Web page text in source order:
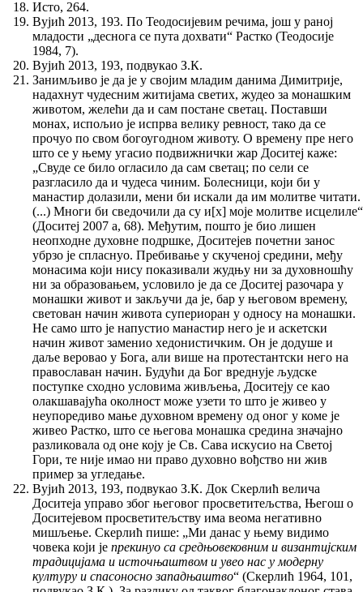
Исто, 264.
Вујић 2013, 193. По Теодосијевим речима, још у раној
младости „деснога се пута дохвати“ Растко (Теодосије
1984, 7).
Вујић 2013, 193, подвукао З.К.
Занимљиво је да је у својим младим данима Димитрије,
надахнут чудесним житијама светих, жудео за монашким
животом, желећи да и сам постане светац. Поставши
монах, испољио је испрва велику ревност, тако да се
прочуо по свом богоугодном животу. О времену пре него
што се у њему угасио подвижнички жар Доситеј каже:
„Свуде се било огласило да сам светац; по сели се
разгласило да и чудеса чиним. Болесници, који би у
манастир долазили, мени би искали да им молитве читати.
(...) Многи би сведочили да су и[х] моје молитве исцелиле“
(Доситеј 2007 а, 68). Међутим, пошто је био лишен
неопходне духовне подршке, Доситејев почетни занос
убрзо је спласнуо. Пребивање у скученој средини, међу
монасима који нису показивали жудњу ни за духовношћу
ни за образовањем, условило је да се Доситеј разочара у
монашки живот и закључи да је, бар у његовом времену,
светован начин живота супериоран у односу на монашки.
Не само што је напустио манастир него је и аскетски
начин живот заменио хедонистичким. Он је додуше и
даље веровао у Бога, али више на протестантски него на
православан начин. Будући да Бог вреднује људске
поступке сходно условима живљења, Доситеју се као
олакшавајућа околност може узети то што је живео у
неупоредиво мање духовном времену од оног у коме је
живео Растко, што се његова монашка средина значајно
разликовала од оне коју је Св. Сава искусио на Светој
Гори, те није имао ни право духовно вођство ни жив
пример за угледање.
Вујић 2013, 193, подвукао З.К. Док Скерлић велича
Доситеја управо због његовог просветитељства, Његош о
Доситејевом просветитељству има веома негативно
мишљење. Скерлић пише: „Ми данас у њему видимо
човека који је прекинуо са средњовековним и византијским
традицијама и источњаштвом и увео нас у модерну
културу и спасоносно западњаштво“ (Скерлић 1964, 101,